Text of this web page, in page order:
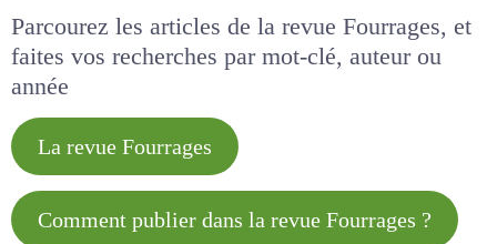
Parcourez les articles de la revue Fourrages, et
faites vos recherches par mot-clé, auteur ou
année
La revue Fourrages
Comment publier dans la revue